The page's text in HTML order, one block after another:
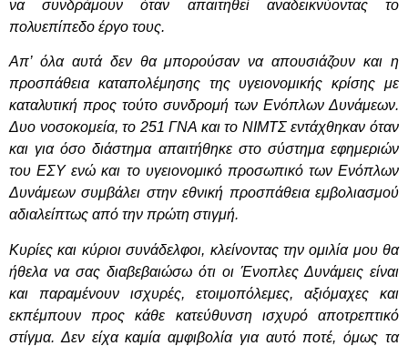
να συνδράμουν όταν απαιτηθεί αναδεικνύοντας το
πολυεπίπεδο έργο τους.
Απ’ όλα αυτά δεν θα μπορούσαν να απουσιάζουν και η
προσπάθεια καταπολέμησης της υγειονομικής κρίσης με
καταλυτική προς τούτο συνδρομή των Ενόπλων Δυνάμεων.
Δυο νοσοκομεία, το 251 ΓΝΑ και το ΝΙΜΤΣ εντάχθηκαν όταν
και για όσο διάστημα απαιτήθηκε στο σύστημα εφημεριών
του ΕΣΥ ενώ και το υγειονομικό προσωπικό των Ενόπλων
Δυνάμεων συμβάλει στην εθνική προσπάθεια εμβολιασμού
αδιαλείπτως από την πρώτη στιγμή.
Κυρίες και κύριοι συνάδελφοι, κλείνοντας την ομιλία μου θα
ήθελα να σας διαβεβαιώσω ότι οι Ένοπλες Δυνάμεις είναι
και παραμένουν ισχυρές, ετοιμοπόλεμες, αξιόμαχες και
εκπέμπουν προς κάθε κατεύθυνση ισχυρό αποτρεπτικό
στίγμα. Δεν είχα καμία αμφιβολία για αυτό ποτέ, όμως τα